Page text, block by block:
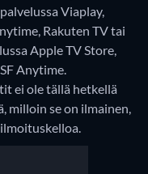
Viaplay,
Rakuten TV tai
Apple TV Store,
Anytime.
ei ole tällä hetkellä
milloin se on ilmainen,